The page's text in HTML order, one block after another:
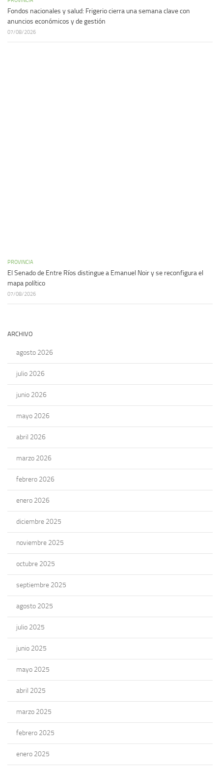
Fondos nacionales y salud: Frigerio cierra una semana clave con
anuncios económicos y de gestión
07/08/2026
PROVINCIA
El Senado de Entre Ríos distingue a Emanuel Noir y se reconfigura el
mapa político
07/08/2026
ARCHIVO
agosto 2026
julio 2026
junio 2026
mayo 2026
abril 2026
marzo 2026
febrero 2026
enero 2026
diciembre 2025
noviembre 2025
octubre 2025
septiembre 2025
agosto 2025
julio 2025
junio 2025
mayo 2025
abril 2025
marzo 2025
febrero 2025
enero 2025